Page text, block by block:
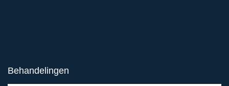
Behandelingen